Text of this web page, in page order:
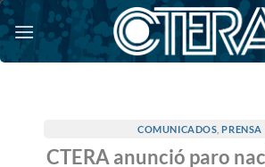
Saltar
al
contenido
COMUNICADOS ,PRENSA
CTERA anunció paro